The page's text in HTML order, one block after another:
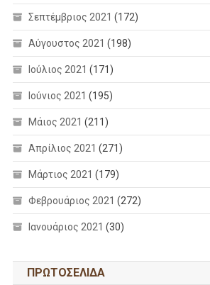
Σεπτέμβριος 2021 (172)
Αύγουστος 2021 (198)
Ιούλιος 2021 (171)
Ιούνιος 2021 (195)
Μάιος 2021 (211)
Απρίλιος 2021 (271)
Μάρτιος 2021 (179)
Φεβρουάριος 2021 (272)
Ιανουάριος 2021 (30)
ΠΡΩΤΟΣΕΛΙΔΑ